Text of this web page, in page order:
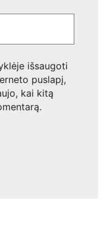
išsaugoti
puslapį,
kai kitą